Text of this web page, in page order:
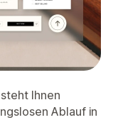
Ihnen
Ablauf in